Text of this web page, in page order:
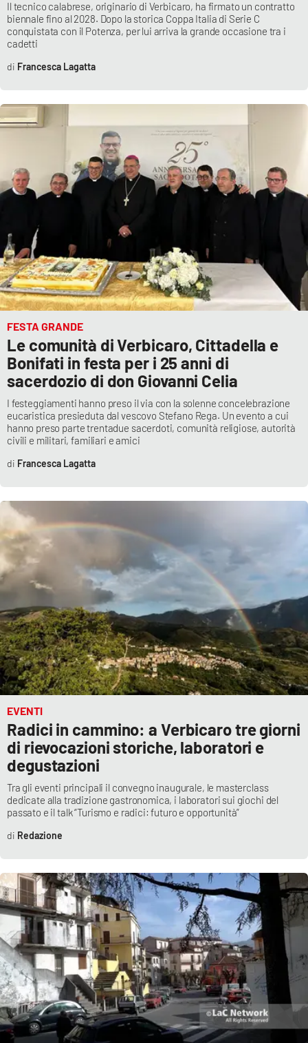
Parchi Marini Calabria
Leggendo Alvaro insieme
Le perfidie di Antonella Grippo
Venti di comunicazione
LaC TV
LaC Network
LaC OnAir
EDIZIONI
LOCALI
Catanzaro
Crotone
Vibo Valentia
Reggio Calabria
Cosenza
Lamezia Terme
PROGETTI
SPECIALI
Buona Sanità Calabria
LA
CALABRIAVISIONE
Destinazioni
Eventi
Food
Storie
LAC
NETWORK
Lacplay.it
Lactv.it
Laconair.it
Lacitymag.it
Il tecnico calabrese, originario di Verbicaro, ha firmato un contratto
biennale fino al 2028. Dopo la storica Coppa Italia di Serie C
conquistata con il Potenza, per lui arriva la grande occasione tra i
cadetti
Francesca Lagatta
FESTA GRANDE
Le comunità di Verbicaro, Cittadella e
Bonifati in festa per i 25 anni di
sacerdozio di don Giovanni Celia
I festeggiamenti hanno preso il via con la solenne concelebrazione
eucaristica presieduta dal vescovo Stefano Rega. Un evento a cui
hanno preso parte trentadue sacerdoti, comunità religiose, autorità
civili e militari, familiari e amici
Francesca Lagatta
EVENTI
Radici in cammino: a Verbicaro tre giorni
di rievocazioni storiche, laboratori e
degustazioni
Tra gli eventi principali il convegno inaugurale, le masterclass
dedicate alla tradizione gastronomica, i laboratori sui giochi del
passato e il talk “Turismo e radici: futuro e opportunità”
Redazione